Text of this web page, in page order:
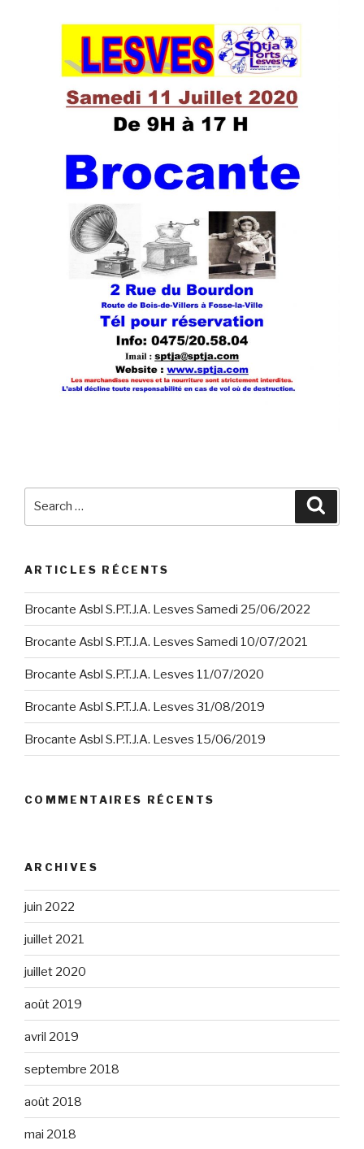
ARTICLES RÉCENTS
Brocante Asbl S.P.T.J.A. Lesves Samedi 25/06/2022
Brocante Asbl S.P.T.J.A. Lesves Samedi 10/07/2021
Brocante Asbl S.P.T.J.A. Lesves 11/07/2020
Brocante Asbl S.P.T.J.A. Lesves 31/08/2019
Brocante Asbl S.P.T.J.A. Lesves 15/06/2019
COMMENTAIRES RÉCENTS
ARCHIVES
juin 2022
juillet 2021
juillet 2020
août 2019
avril 2019
septembre 2018
août 2018
mai 2018